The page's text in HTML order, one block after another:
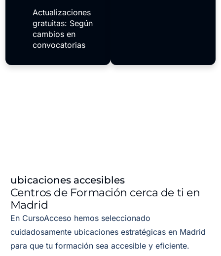
Actualizaciones
gratuitas: Según
cambios en
convocatorias
ubicaciones accesibles
Centros de Formación cerca de ti en
Madrid
En CursoAcceso hemos seleccionado
cuidadosamente ubicaciones estratégicas en Madrid
para que tu formación sea accesible y eficiente.